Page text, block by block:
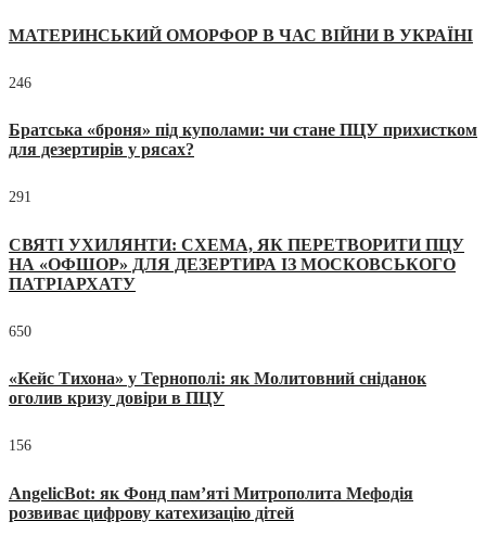
МАТЕРИНСЬКИЙ ОМОРФОР В ЧАС ВІЙНИ В УКРАЇНІ
246
Братська «броня» під куполами: чи стане ПЦУ прихистком
для дезертирів у рясах?
291
СВЯТІ УХИЛЯНТИ: СХЕМА, ЯК ПЕРЕТВОРИТИ ПЦУ
НА «ОФШОР» ДЛЯ ДЕЗЕРТИРА ІЗ МОСКОВСЬКОГО
ПАТРІАРХАТУ
650
«Кейс Тихона» у Тернополі: як Молитовний сніданок
оголив кризу довіри в ПЦУ
156
AngelicBot: як Фонд пам’яті Митрополита Мефодія
розвиває цифрову катехизацію дітей